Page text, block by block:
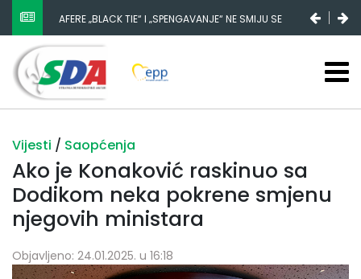
AFERE „BLACK TIE“ I „SPENGAVANJE“ NE SMIJU SE
ZATAŠKATI
Vijesti / Saopćenja
Ako je Konaković raskinuo sa
Dodikom neka pokrene smjenu
njegovih ministara
Objavljeno: 24.01.2025. u 16:18